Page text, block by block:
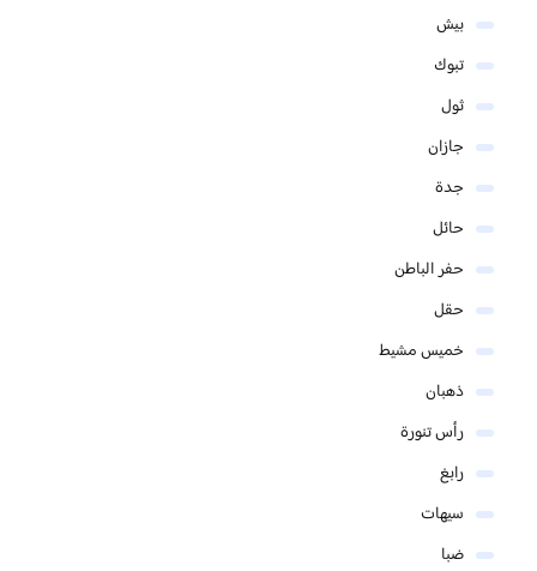
بيش
تبوك
ثول
جازان
جدة
حائل
حفر الباطن
حقل
خميس مشيط
ذهبان
رأس تنورة
رابغ
سيهات
ضبا